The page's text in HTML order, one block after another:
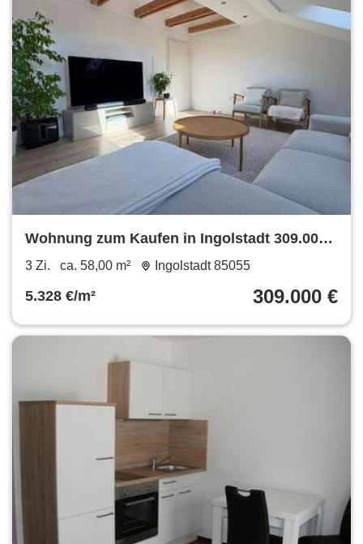
Wohnung zum Kaufen in Ingolstadt 309.000
€ 58 m²
3 Zi. ca. 58,00 m² Ingolstadt 85055
5.328 €/m² 309.000 €